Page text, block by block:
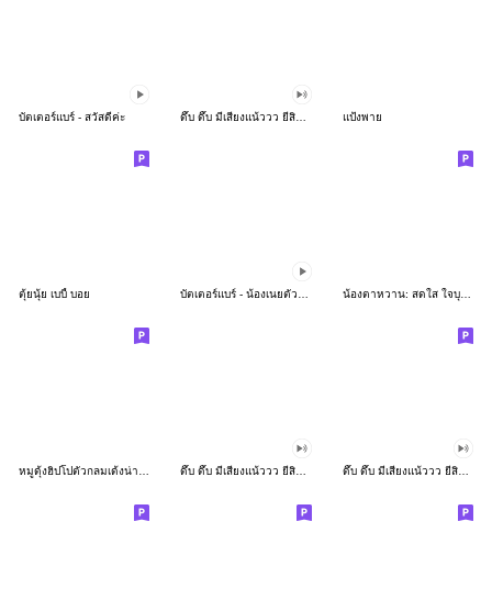
บัตเตอร์แบร์ - สวัสดีค่ะ แป้งพาย
ตุ้ยนุ้ย เบบี้ บอย น้องตาหวาน: สดใส ใจบุญ (สีพาสเทล)
หมูดุ้งฮิปโปตัวกลมเด้งน่ารัก ดึ๊บ ดึ๊บ มีเสียงแน้ววว ยี่สิบเจ็ด ดึ๊บ ดึ๊บ มีเสียงแน้ววว ยี่สิบหก